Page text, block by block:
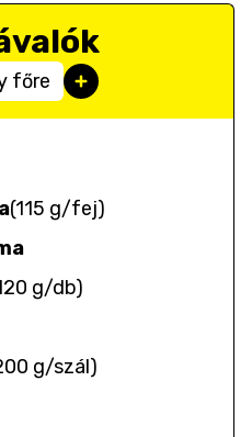
főre
(115 g/fej)
g/db)
g/szál)